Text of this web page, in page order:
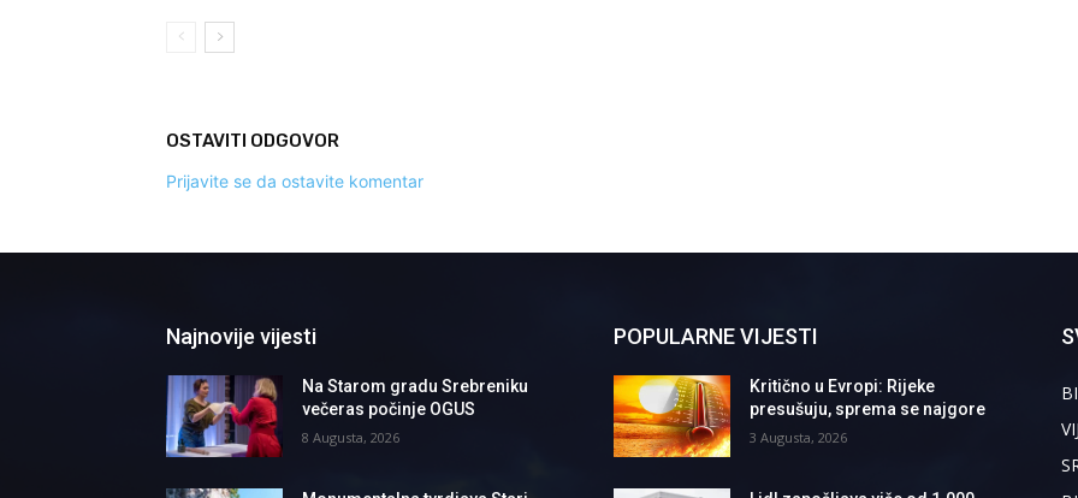
OSTAVITI ODGOVOR
Prijavite se da ostavite komentar
Najnovije vijesti
Na Starom gradu Srebreniku
večeras počinje OGUS
8 Augusta, 2026
POPULARNE VIJESTI
Kritično u Evropi: Rijeke
presušuju, sprema se najgore
3 Augusta, 2026